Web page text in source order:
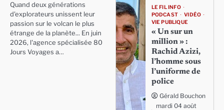
Quand deux générations
d'explorateurs unissent leur
passion sur le volcan le plus
étrange de la planète... En juin
2026, l'agence spécialisée 80
Jours Voyages a…
LE FIL INFO
PODCAST
VIDÉO
VIE PUBLIQUE
« Un sur un
million » :
Rachid Azizi,
l’homme sous
l’uniforme de
police
Gérald Bouchon
mardi 04 août